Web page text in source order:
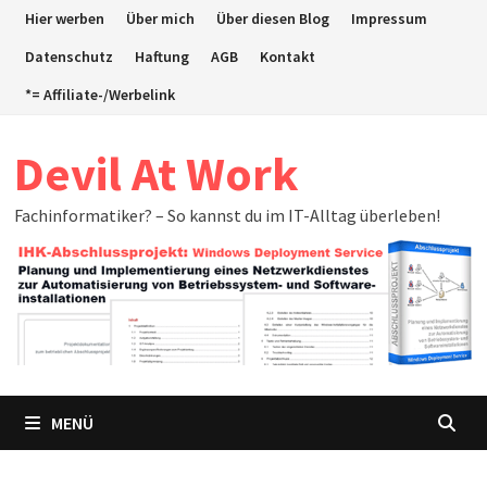
ZumHier werben Über mich Über diesen Blog
Impressum
Datenschutz
Haftung AGB
Kontakt
*= Affiliate-/Werbelink
Devil At Work
Fachinformatiker? – So kannst du im IT-Alltag überleben!
MENÜ